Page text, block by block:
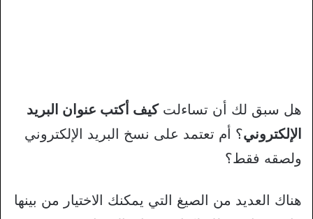
هل سبق لك أن تساءلتكيف أكتب عنوان البريد
الإلكتروني؟ أم تعتمد على نسخ البريد الإلكتروني
ولصقه فقط؟
هناك العديد من الصيغ التي يمكنك الاختيار من بينها